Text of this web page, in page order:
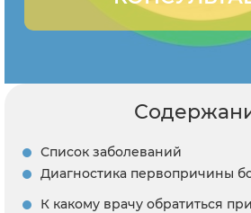
Список заболеваний
Диагностика первопричины
К какому врачу обратиться